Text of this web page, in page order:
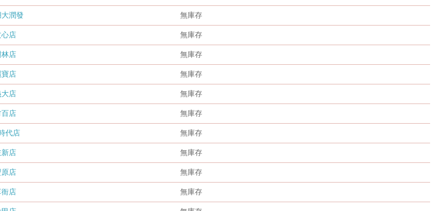
大潤發 無庫存
心店 無庫存
林店 無庫存
寶店 無庫存
大店 無庫存
百店 無庫存
代店 無庫存
新店 無庫存
原店 無庫存
衙店 無庫存